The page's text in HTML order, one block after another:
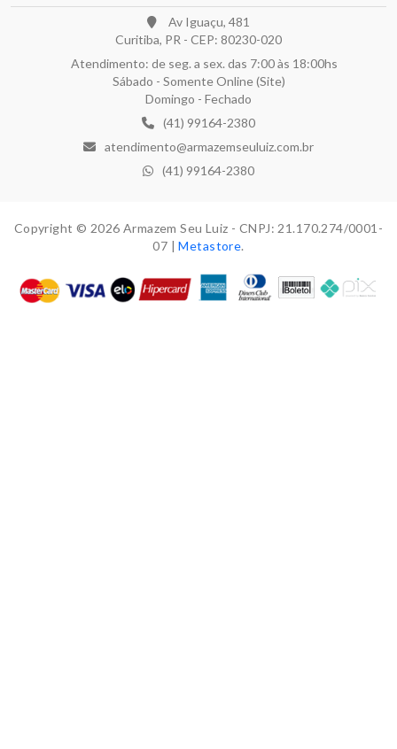
Av Iguaçu, 481
Curitiba, PR - CEP: 80230-020
Atendimento: de seg. a sex. das 7:00 às 18:00hs
Sábado - Somente Online (Site)
Domingo - Fechado
(41) 99164-2380
atendimento@armazemseuluiz.com.br
(41) 99164-2380
Copyright © 2026 Armazem Seu Luiz - CNPJ: 21.170.274/0001-
07 |Metastore.